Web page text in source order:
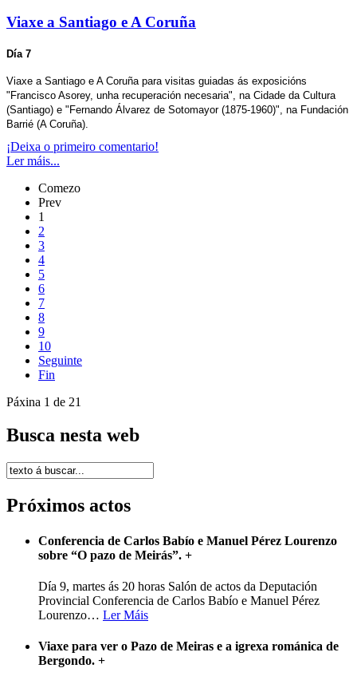
Viaxe a Santiago e A Coruña
Día 7
Viaxe a Santiago e A Coruña para visitas guiadas ás exposicións
"Francisco Asorey, unha recuperación necesaria", na Cidade da Cultura
(Santiago) e "Fernando Álvarez de Sotomayor (1875-1960)", na Fundación
Barrié (A Coruña).
¡Deixa o primeiro comentario!
Ler máis...
Comezo
Prev
1
2
3
4
5
6
7
8
9
10
Seguinte
Fin
Páxina 1 de 21
Busca nesta web
Próximos actos
Conferencia de Carlos Babío e Manuel Pérez Lourenzo
sobre “O pazo de Meirás”. +
Día 9, martes ás 20 horas Salón de actos da Deputación
Provincial Conferencia de Carlos Babío e Manuel Pérez
Lourenzo… Ler Máis
Viaxe para ver o Pazo de Meiras e a igrexa románica de
Bergondo. +